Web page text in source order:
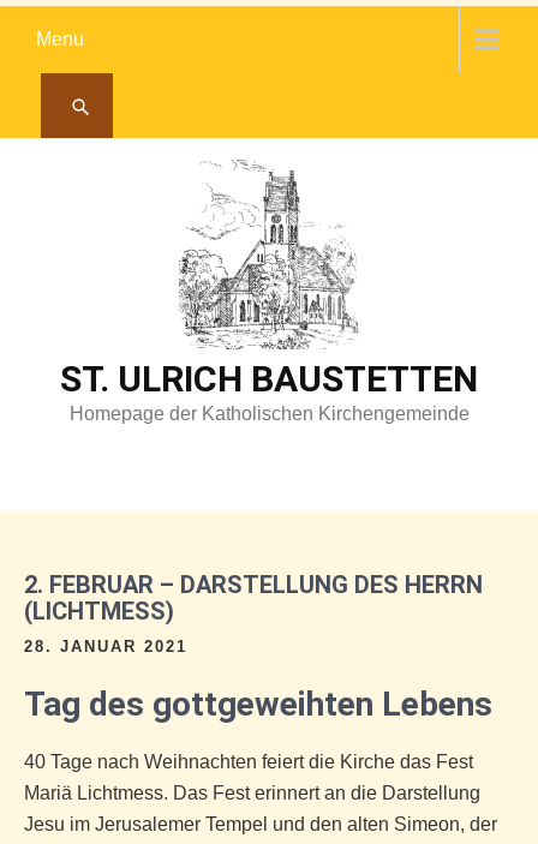
Menu
ST. ULRICH BAUSTETTEN
Homepage der Katholischen Kirchengemeinde
2. FEBRUAR – DARSTELLUNG DES HERRN
(LICHTMESS)
28. JANUAR 2021
Tag des gottgeweihten Lebens
40 Tage nach Weihnachten feiert die Kirche das Fest
Mariä Lichtmess. Das Fest erinnert an die Darstellung
Jesu im Jerusalemer Tempel und den alten Simeon, der